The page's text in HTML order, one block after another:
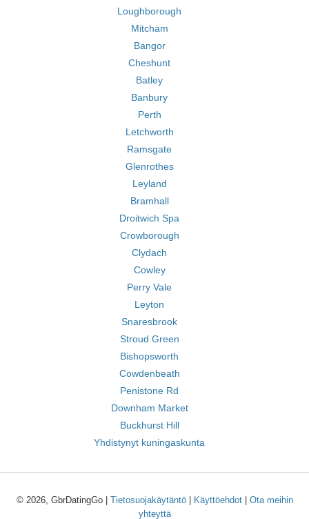
Loughborough
Mitcham
Bangor
Cheshunt
Batley
Banbury
Perth
Letchworth
Ramsgate
Glenrothes
Leyland
Bramhall
Droitwich Spa
Crowborough
Clydach
Cowley
Perry Vale
Leyton
Snaresbrook
Stroud Green
Bishopsworth
Cowdenbeath
Penistone Rd
Downham Market
Buckhurst Hill
Yhdistynyt kuningaskunta
© 2026, GbrDatingGo | Tietosuojakäytäntö| Käyttöehdot| Ota meihin
yhteyttä